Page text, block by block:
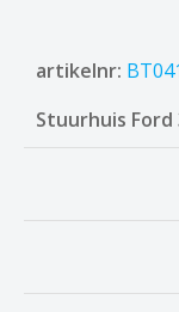
artikelnr:
Stuurhuis